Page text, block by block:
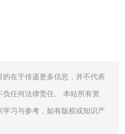
在于传递更多信息，并不代表
任何法律责任。 本站所有资
习与参考，如有版权或知识产